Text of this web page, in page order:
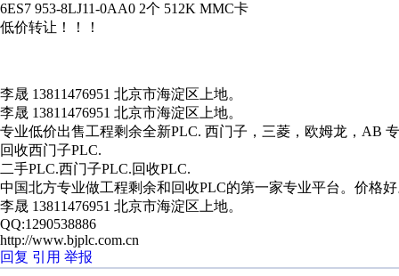
6ES7 953-8LJ11-0AA0 2个 512K MMC卡
低价转让！！！
李晟 13811476951 北京市海淀区上地。
李晟 13811476951 北京市海淀区上地。
专业低价出售工程剩余全新PLC. 西门子，三菱，欧姆龙，AB
回收西门子PLC.
二手PLC.西门子PLC.回收PLC.
中国北方专业做工程剩余和回收PLC的第一家专业平台。价格
李晟 13811476951 北京市海淀区上地。
QQ:1290538886
http://www.bjplc.com.cn
回复 引用 举报